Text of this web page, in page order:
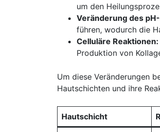
um den
Veränderung des‌
führen, wodurch die
Celluläre Reaktionen:
Produktion von
Um diese‍ Veränderungen
Hautschichten und ihre
Hautschicht